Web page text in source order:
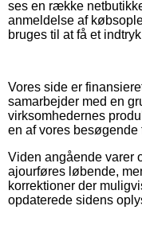
ses en række
anmeldelse af
bruges til at få et
Vores side er
samarbejder med en
virksomhedernes
en af vores besøgende
Viden angående varer
ajourføres løbende,
korrektioner der
opdaterede sidens